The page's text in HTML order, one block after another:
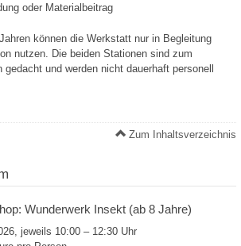
oder Materialbeitrag
können die Werkstatt nur in Begleitung
nutzen. Die beiden Stationen sind zum
und werden nicht dauerhaft personell
Zum Inhaltsverzeichnis
Wunderwerk Insekt (ab 8 Jahre)
jeweils 10:00 – 12:30 Uhr